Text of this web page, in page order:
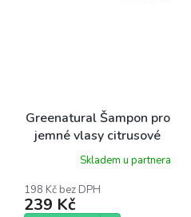
Greenatural Šampon pro
jemné vlasy citrusové
plody BIO, 400 ml
Skladem u partnera
198 Kč bez DPH
239 Kč